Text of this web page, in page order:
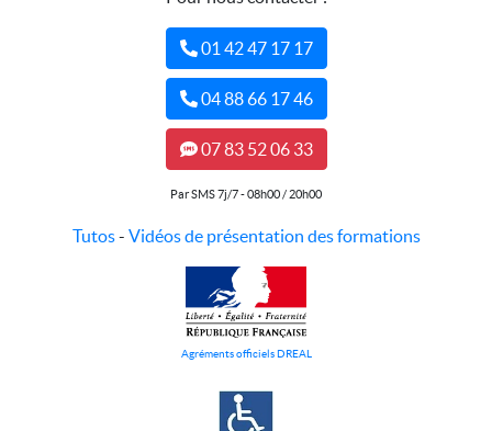
01 42 47 17 17
04 88 66 17 46
07 83 52 06 33
Par SMS 7j/7 - 08h00 / 20h00
Tutos- Vidéos de présentation des formations
Agréments officiels DREAL